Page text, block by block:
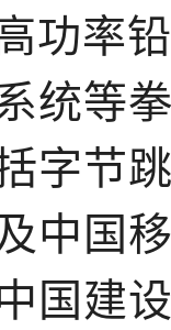
功率
统等
字节
中国
国建